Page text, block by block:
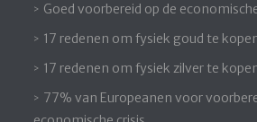
Goed voorbereid op de
17 redenen om fysiek goud te
17 redenen om fysiek zilver te
77% van Europeanen voor